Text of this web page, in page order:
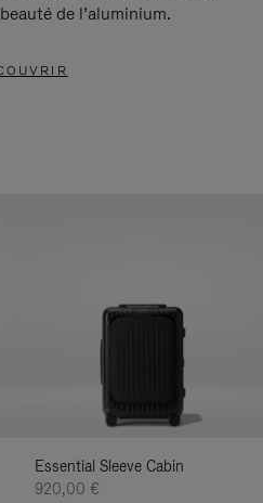
de l’aluminium.
Essential Sleeve Cabin
920,00 €